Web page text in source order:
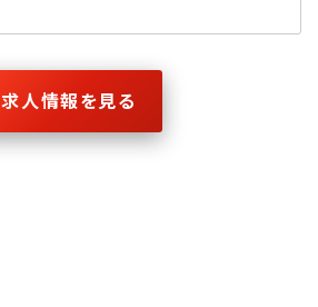
求人情報を見る